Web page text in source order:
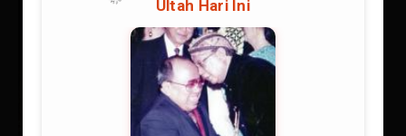
(Superreason)
Supranalar 06/08/2026
Negara Ambivalensi Pancasila
Catatan Kilas 27/07/2026